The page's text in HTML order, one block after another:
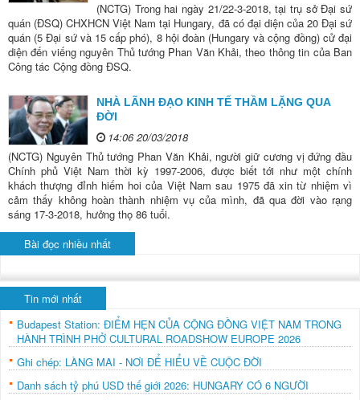
(NCTG) Trong hai ngày 21/22-3-2018, tại trụ sở Đại sứ
quán (ĐSQ) CHXHCN Việt Nam tại Hungary, đã có đại diện của 20 Đại sứ
quán (5 Đại sứ và 15 cấp phó), 8 hội đoàn (Hungary và cộng đồng) cử đại
diện đến viếng nguyên Thủ tướng Phan Văn Khải, theo thông tin của Ban
Công tác Cộng đồng ĐSQ.
NHÀ LÃNH ĐẠO KINH TẾ THẦM LẶNG QUA
ĐỜI
14:06 20/03/2018
(NCTG) Nguyên Thủ tướng Phan Văn Khải, người giữ cương vị đứng đầu
Chính phủ Việt Nam thời kỳ 1997-2006, được biết tới như một chính
khách thượng đỉnh hiếm hoi của Việt Nam sau 1975 đã xin từ nhiệm vì
cảm thấy không hoàn thành nhiệm vụ của mình, đã qua đời vào rạng
sáng 17-3-2018, hưởng thọ 86 tuổi.
Bài đọc nhiều nhất
Tin mới nhất
Budapest Station: ĐIỂM HẸN CỦA CỘNG ĐỒNG VIỆT NAM TRONG
HÀNH TRÌNH PHỞ CULTURAL ROADSHOW EUROPE 2026
Ghi chép: LÀNG MAI - NƠI ĐỂ HIỂU VỀ CUỘC ĐỜI
Danh sách tỷ phú USD thế giới 2026: HUNGARY CÓ 6 NGƯỜI